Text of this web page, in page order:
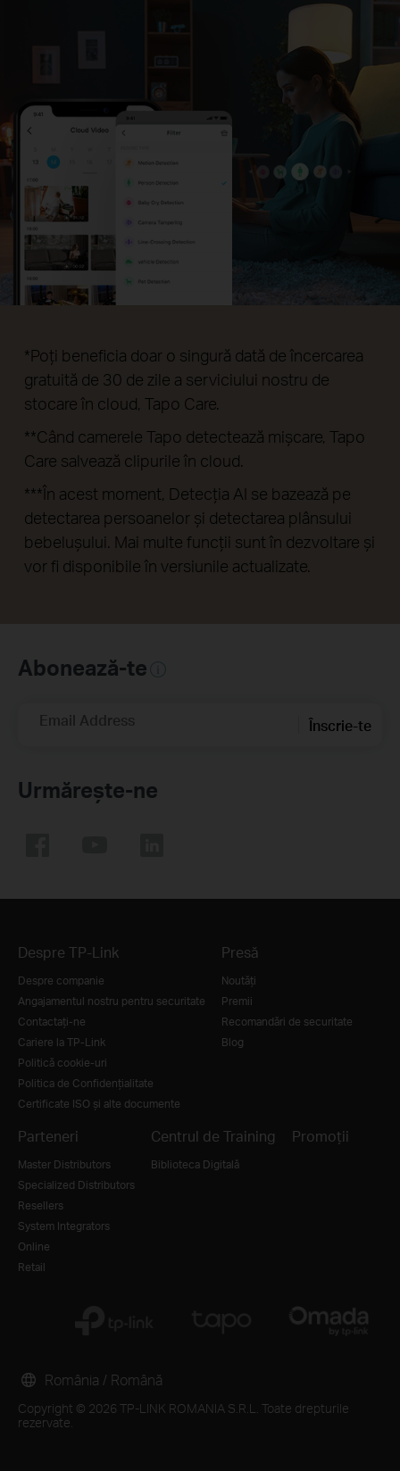
*Poți beneficia doar o singură dată de încercarea
gratuită de 30 de zile a serviciului nostru de
stocare în cloud, Tapo Care.
**Când camerele Tapo detectează mișcare, Tapo
Care salvează clipurile în cloud.
***În acest moment, Detecția AI se bazează pe
detectarea persoanelor și detectarea plânsului
bebelușului. Mai multe funcții sunt în dezvoltare și
vor fi disponibile în versiunile actualizate.
Abonează-te
Email Address Înscrie-te
Urmărește-ne
Despre TP-Link
Despre companie
Angajamentul nostru pentru securitate
Contactați-ne
Cariere la TP-Link
Politică cookie-uri
Politica de Confidențialitate
Certificate ISO și alte documente
Presă
Noutăţi
Premii
Recomandări de securitate
Blog
Parteneri
Master Distributors
Specialized Distributors
Resellers
System Integrators
Online
Retail
Centrul de Training
Biblioteca Digitală
Promoții
Copyright © 2026 TP-LINK ROMANIA S.R.L. Toate drepturile
rezervate.
România / Română